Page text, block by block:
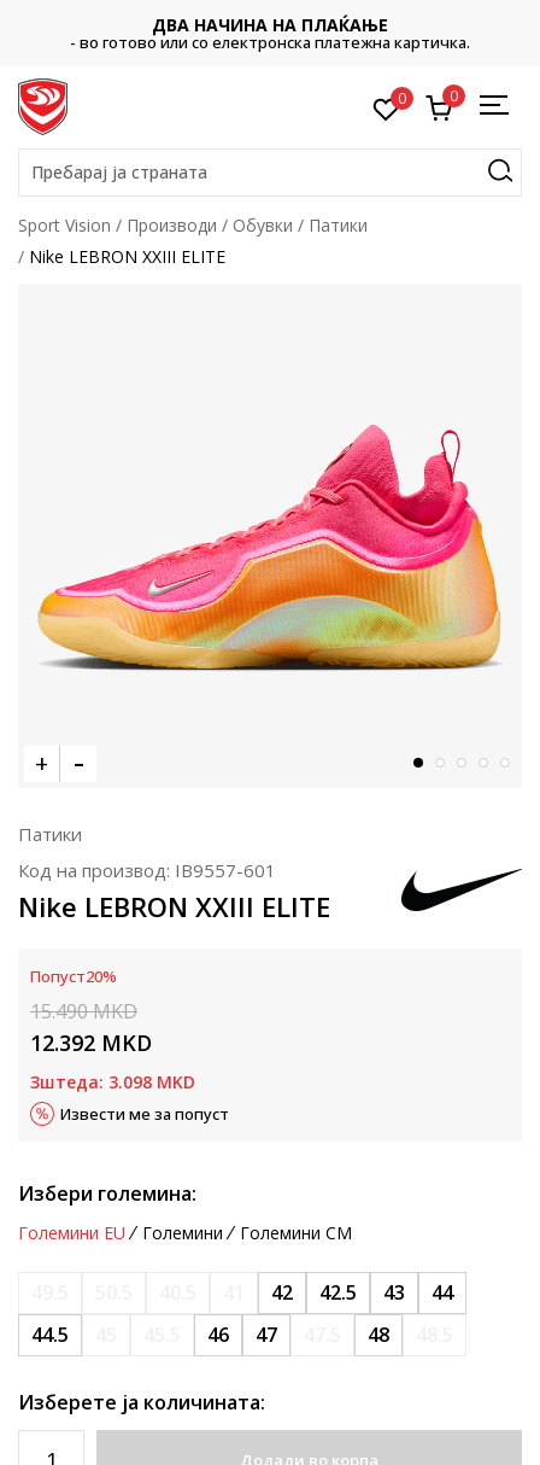
ДВА НАЧИНА НА ПЛАЌАЊЕ
- во готово или со електронска платежна картичка.
0 0
Пребарај ја страната
Sport Vision Производи Обувки
Патики
Nike LEBRON XXIII ELITE
Патики
Код на производ: IB9557-601
Nike LEBRON XXIII ELITE
Попуст20%
15.490MKD
12.392 MKD
Зштеда: 3.098 MKD
Извести ме за попуст
Избери големина:
Големини EU Големини Големини CM
42 42.5 43
44
44.5
46 47 48
Изберете ја количината:
Додади во корпа